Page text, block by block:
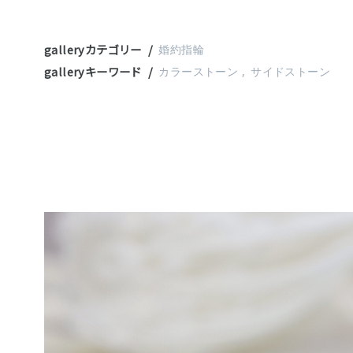
galleryカテゴリー 婚約指輪
galleryキーワード カラーストーン サイドストーン